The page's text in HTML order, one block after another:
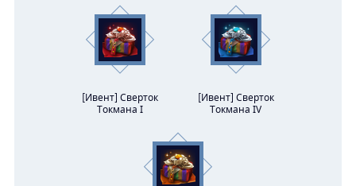
[Ивент] Сверток
Токмана I
[Ивент] Сверток
Токмана IV